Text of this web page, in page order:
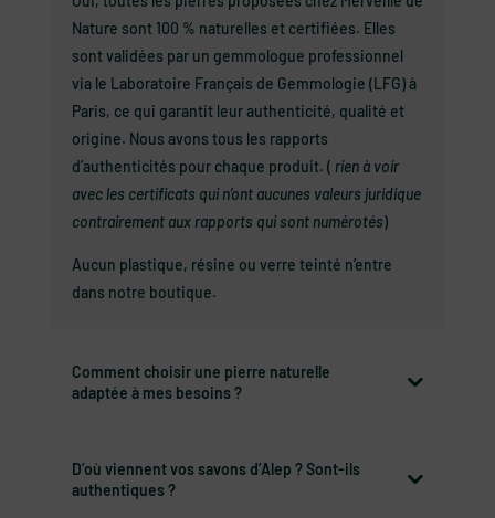
Nature sont 100 % naturelles et certifiées. Elles
sont validées par un gemmologue professionnel
via le Laboratoire Français de Gemmologie (LFG) à
Paris, ce qui garantit leur authenticité, qualité et
origine. Nous avons tous les rapports
d’authenticités pour chaque produit. ( rien à voir
avec les certificats qui n’ont aucunes valeurs juridique
contrairement aux rapports qui sont numérotés)
Aucun plastique, résine ou verre teinté n’entre
dans notre boutique.
Comment choisir une pierre naturelle
adaptée à mes besoins ?
D’où viennent vos savons d’Alep ? Sont-ils
authentiques ?